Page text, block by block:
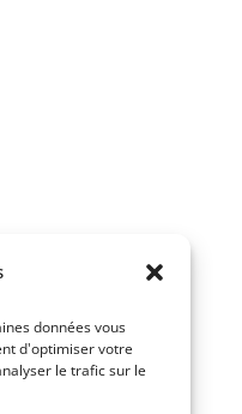
données vous
d'optimiser votre
le trafic sur le